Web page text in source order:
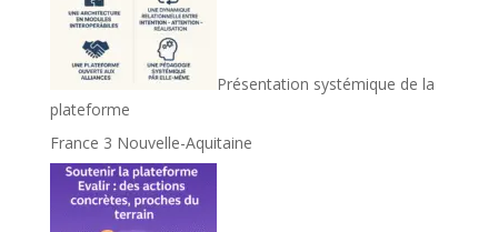
Présentation systémique de la
plateforme
France 3 Nouvelle-Aquitaine